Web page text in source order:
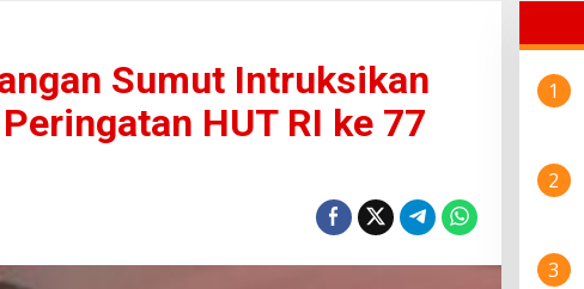
Sumut Intruksikan
HUT RI ke 77
1
2
3